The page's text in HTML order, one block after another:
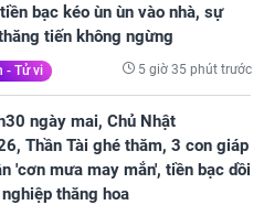
bạc kéo ùn ùn vào nhà, sự
tiến không ngừng
- Tử vi 5 giờ 35 phút trước
ngày mai, Chủ Nhật
Thần Tài ghé thăm, 3 con giáp
'cơn mưa may mắn', tiền bạc dồi
thăng hoa